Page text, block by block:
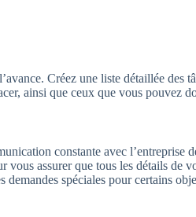
Créez une liste détaillée des
ainsi que ceux que vous pouvez
constante avec
assurer que tous les détails de
spéciales pour certains